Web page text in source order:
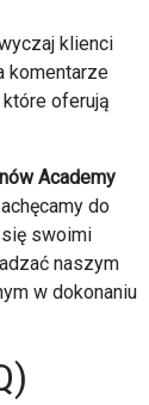
klienci
komentarze
które oferują
Academy
do
swoimi
naszym
w dokonaniu